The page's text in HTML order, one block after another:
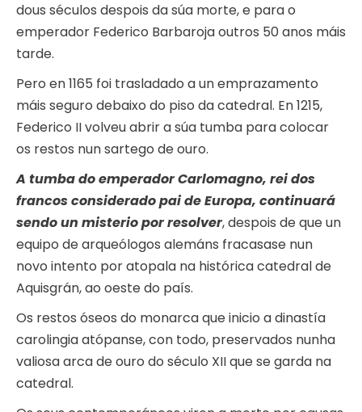
dous séculos despois da súa morte, e para o
emperador Federico Barbaroja outros 50 anos máis
tarde.
Pero en 1165 foi trasladado a un emprazamento
máis seguro debaixo do piso da catedral. En 1215,
Federico II volveu abrir a súa tumba para colocar
os restos nun sartego de ouro.
A tumba do emperador Carlomagno, rei dos
francos considerado pai de Europa, continuará
sendo un misterio por resolver, despois de que un
equipo de arqueólogos alemáns fracasase nun
novo intento por atopala na histórica catedral de
Aquisgrán, ao oeste do país.
Os restos óseos do monarca que inicio a dinastía
carolingia atópanse, con todo, preservados nunha
valiosa arca de ouro do século XII que se garda na
catedral.